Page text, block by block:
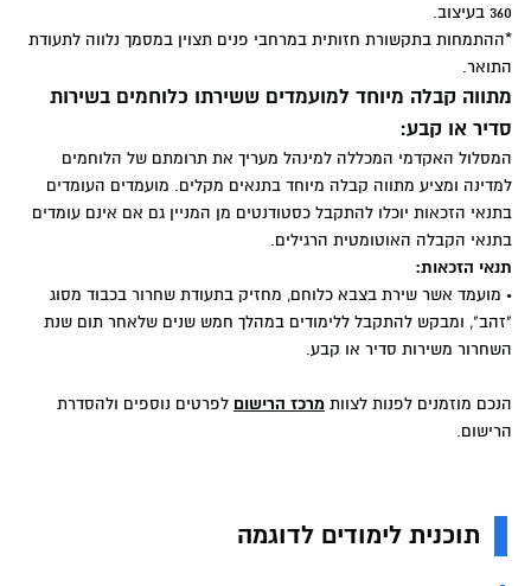
360 בעיצוב.
*ההתמחות בתקשורת חזותית במרחבי פנים תצוין במסמך נלווה לתעודת
התואר.
מתווה קבלה מיוחד למועמדים ששירתו כלוחמים בשירות
סדיר או קבע:
המסלול האקדמי המכללה למינהל מעריך את תרומתם של הלוחמים
למדינה ומציע מתווה קבלה מיוחד בתנאים מקלים. מועמדים העומדים
בתנאי הזכאות יוכלו להתקבל כסטודנטים מן המניין גם אם אינם עומדים
בתנאי הקבלה האוטומטית הרגילים.
תנאי הזכאות:
• מועמד אשר שירת בצבא כלוחם, מחזיק בתעודת שחרור בכבוד מסוג
"זהב", ומבקש להתקבל ללימודים במהלך חמש שנים שלאחר תום שנת
השחרור משירות סדיר או קבע.
הנכם מוזמנים לפנות לצוות מרכז הרישום לפרטים נוספים ולהסדרת
הרישום.
תוכנית לימודים לדוגמה